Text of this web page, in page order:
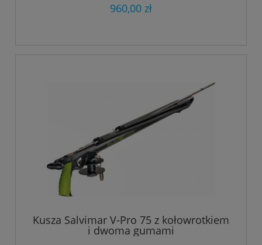
960,00 zł
Kusza Salvimar V-Pro 75 z kołowrotkiem
i dwoma gumami